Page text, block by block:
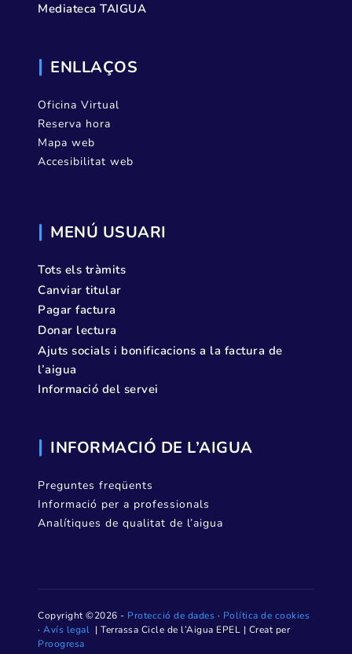
Mediateca TAIGUA
ENLLAÇOS
Oficina Virtual
Reserva hora
Mapa web
Accesibilitat web
MENÚ USUARI
Tots els tràmits
Canviar titular
Pagar factura
Donar lectura
Ajuts socials i bonificacions a la factura de
l’aigua
Informació del servei
INFORMACIÓ DE L’AIGUA
Preguntes freqüents
Informació per a professionals
Analítiques de qualitat de l’aigua
Copyright ©2026 - Protecció de dades · Política de cookies
· Avís legal | Terrassa Cicle de l’Aigua EPEL | Creat per
Proogresa